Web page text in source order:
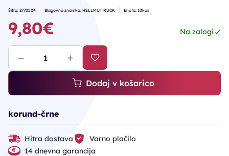
Šifra: 2770504 Blagovna znamka: HELLMUT RUCK Enota: 10kos
9,80€ Na zalogi
Dodaj v košarico
korund-črne
Hitra dostava
Varno plačilo
14 dnevna garancija